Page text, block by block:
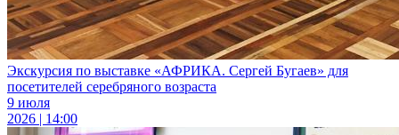
Экскурсия по выставке «АФРИКА. Сергей Бугаев» для
посетителей серебряного возраста
9 июля
2026 | 14:00